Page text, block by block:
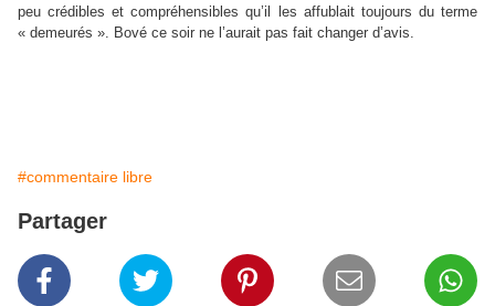
peu crédibles et compréhensibles qu’il les affublait toujours du terme
« demeurés ». Bové ce soir ne l’aurait pas fait changer d’avis.
#commentaire libre
Partager